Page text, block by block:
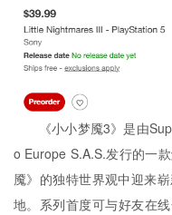
《小小梦魇3》是由
o Europe S.A.S.发行的一款
魇》的独特世界观中迎来
地。系列首度可与好友在